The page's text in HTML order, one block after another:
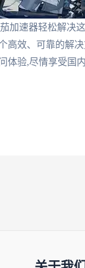
加速器轻松解决
高效、可靠的解
体验,尽情享受国内